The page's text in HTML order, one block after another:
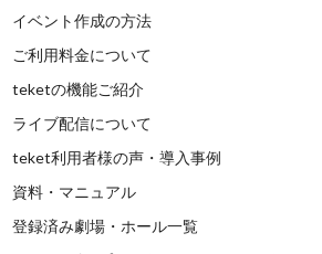
イベント作成の方法
ご利用料金について
teketの機能ご紹介
ライブ配信について
teket利用者様の声・導入事例
資料・マニュアル
登録済み劇場・ホール一覧